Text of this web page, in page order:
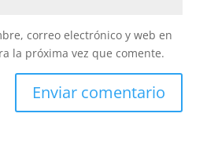
correo electrónico y web en
la próxima vez que comente.